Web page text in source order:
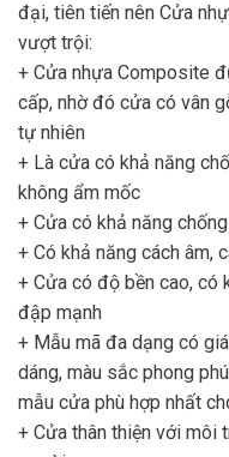
đại, tiên tiến nên Cửa
vượt trội:
+ Cửa nhựa Composite
cấp, nhờ đó cửa có vân
tự nhiên
+ Là cửa có khả năng
không ẩm mốc
+ Cửa có khả năng
+ Có khả năng cách âm,
+ Cửa có độ bền cao, có
đập mạnh
+ Mẫu mã đa dạng có
dáng, màu sắc phong
mẫu cửa phù hợp nhất
+ Cửa thân thiện với môi